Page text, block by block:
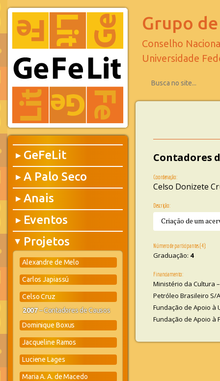
▶ GeFeLit
▶ A Palo Seco
▶ Anais
▶ Eventos
▶ Projetos
Alexandre de Melo
Carlos Japiassú
Celso Cruz
2007– Contadores de Causos
Dominique Boxus
Jacqueline Ramos
Luciene Lages
Maria A. A. de Macedo
Grupo
Conselho
Universidade
Contadores
Coordenação:
Celso Donizete
Descrição:
Criação de um
Número de participantes (4):
Graduação: 4
Financiamento:
Ministério da Cultura
Petróleo Brasileiro S/
Fundação de Apoio à
Fundação de Apoio à